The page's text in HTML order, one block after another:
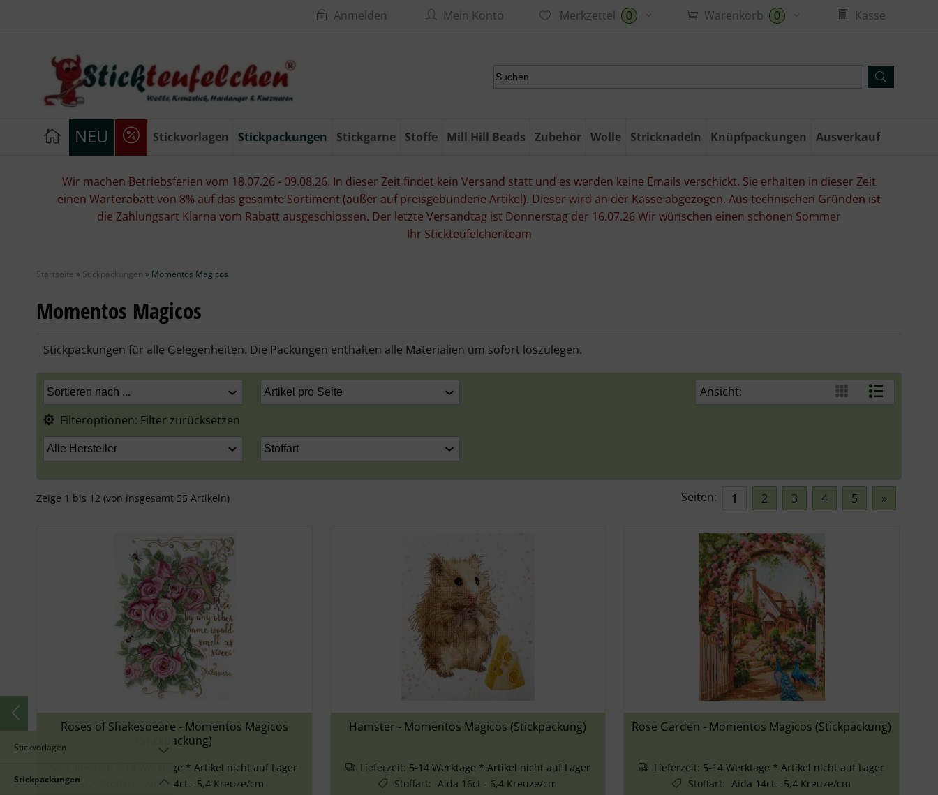
Anmelden Mein Konto Merkzettel 0 Warenkorb 0 Kasse
NEU Stickvorlagen Stickpackungen Stickgarne Stoffe Mill Hill Beads Zubehör Wolle Stricknadeln Knüpfpackungen Ausverkauf
Stickvorlagen
Stickpackungen
Wir machen Betriebsferien vom 18.07.26 - 09.08.26. In dieser Zeit findet kein Versand statt und es werden keine Emails verschickt. Sie erhalten in dieser Zeit
einen Warterabatt von 8% auf das gesamte Sortiment (außer auf preisgebundene Artikel). Dieser wird an der Kasse abgezogen. Aus technischen Gründen ist
die Zahlungsart Klarna vom Rabatt ausgeschlossen. Der letzte Versandtag ist Donnerstag der 16.07.26 Wir wünschen einen schönen Sommer
Ihr Stickteufelchenteam
Startseite » Stickpackungen » Momentos Magicos
Momentos Magicos
Stickpackungen für alle Gelegenheiten. Die Packungen enthalten alle Materialien um sofort loszulegen.
Ansicht:
Filteroptionen: Filter zurücksetzen
Zeige 1 bis 12 (von insgesamt 55 Artikeln) Seiten: 1 2 3 4 5 »
Roses of Shakespeare - Momentos Magicos
(Stickpackung)
5-14 Werktage * Artikel nicht auf Lager
Aida 14ct - 5,4 Kreuze/cm
Hamster - Momentos Magicos (Stickpackung)
Lieferzeit: 5-14 Werktage * Artikel nicht auf Lager
Stoffart: Aida 16ct - 6,4 Kreuze/cm
Rose Garden - Momentos Magicos (Stickpackung)
Lieferzeit: 5-14 Werktage * Artikel nicht auf Lager
Stoffart: Aida 14ct - 5,4 Kreuze/cm